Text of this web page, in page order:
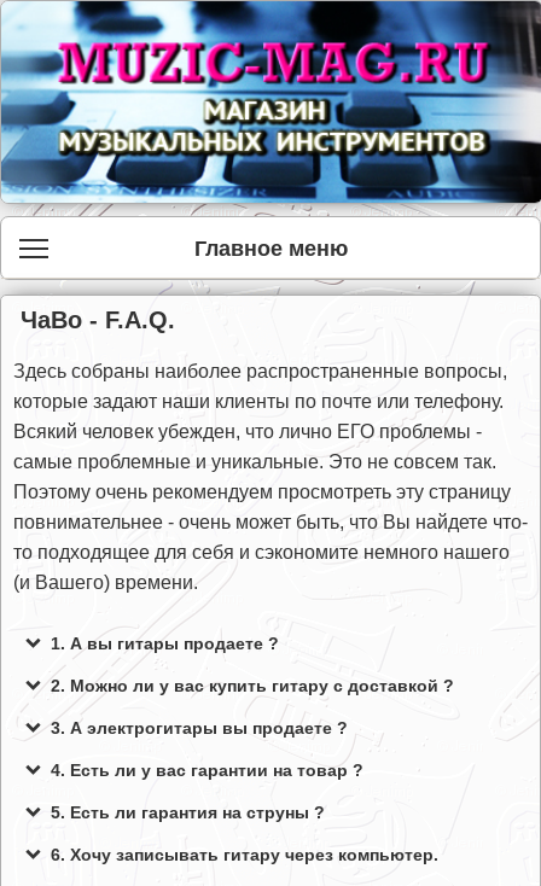
Главное меню
ЧаВо - F.A.Q.
Здесь собраны наиболее распространенные вопросы,
которые задают наши клиенты по почте или телефону.
Всякий человек убежден, что лично ЕГО проблемы -
самые проблемные и уникальные. Это не совсем так.
Поэтому очень рекомендуем просмотреть эту страницу
повнимательнее - очень может быть, что Вы найдете что-
то подходящее для себя и сэкономите немного нашего
(и Вашего) времени.
1. А вы гитары продаете ?
2. Можно ли у вас купить гитару с доставкой ?
3. А электрогитары вы продаете ?
4. Есть ли у вас гарантии на товар ?
5. Есть ли гарантия на струны ?
6. Хочу записывать гитару через компьютер.